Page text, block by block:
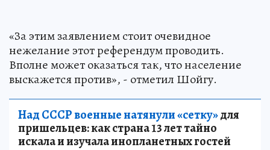
«За этим заявлением стоит очевидное
нежелание этот референдум проводить.
Вполне может оказаться так, что население
выскажется против», - отметил Шойгу.
Над СССР военные натянули «сетку»для
пришельцев: как страна 13 лет тайно
искала и изучала инопланетных гостей